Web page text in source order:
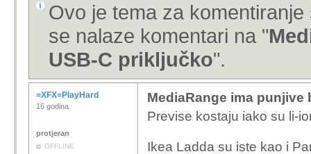
Ovo je tema za
se nalaze komentari na "
USB-C priključko".
=XFX=PlayHard
16 godina
protjeran
OFFLINE
MediaRange ima punjive
Previse kostaju iako su li-
Ikea Ladda su iste kao i